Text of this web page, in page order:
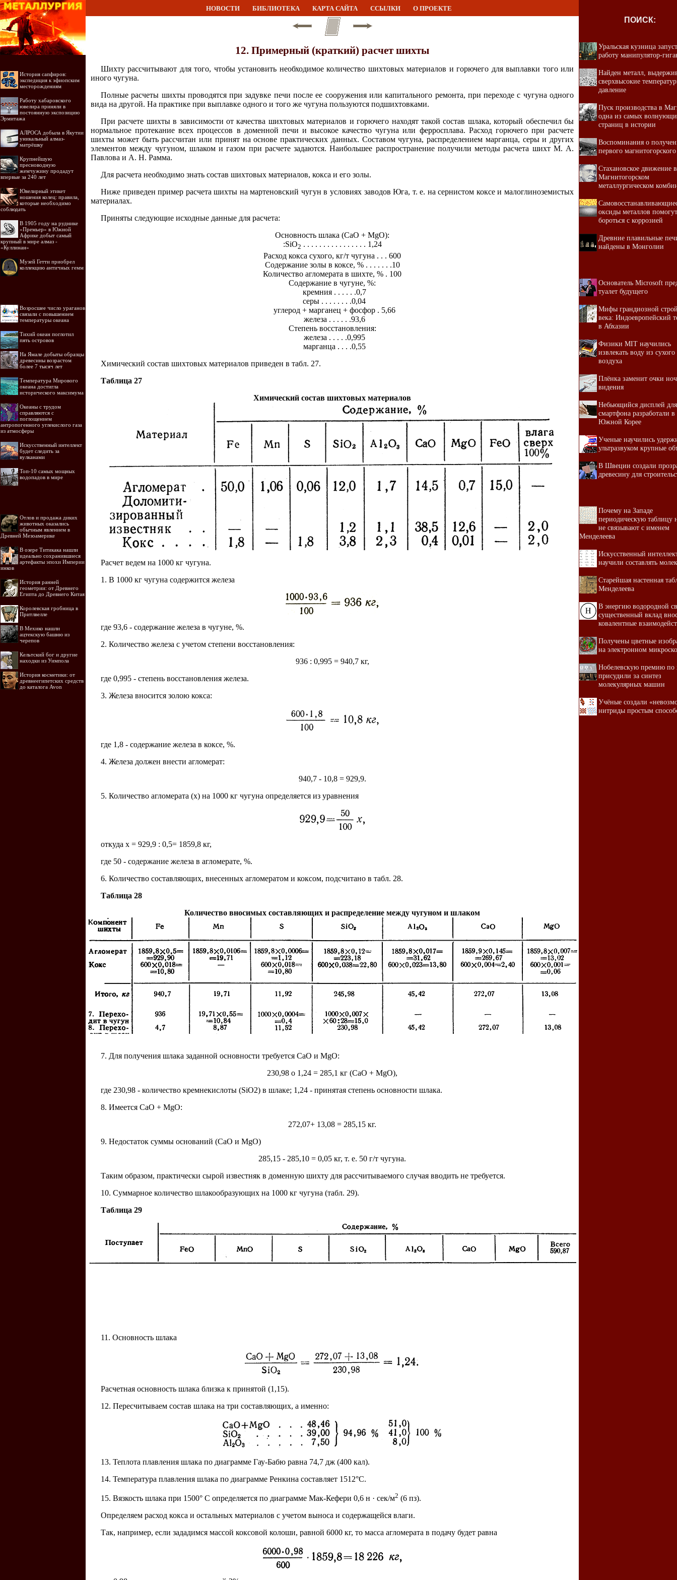
НОВОСТИ БИБЛИОТЕКА КАРТА САЙТА ССЫЛКИ О ПРОЕКТЕ
История сапфиров:
экспедиция к эфиопским
месторождениям
Работу хабаровского
ювелира приняли в
постоянную экспозицию
Эрмитажа
АЛРОСА добыла в Якутии
уникальный алмаз-
матрёшку
Крупнейшую
пресноводную
жемчужину продадут
впервые за 240 лет
Ювелирный этикет
ношения колец: правила,
которые необходимо
соблюдать
В 1905 году на руднике
«Премьер» в Южной
Африке добыт самый
крупный в мире алмаз -
«Куллинан»
Музей Гетти приобрел
коллекцию античных гемм
Возросшее число ураганов
связали с повышением
температуры океана
Тихий океан поглотил
пять островов
На Ямале добыты образцы
древесины возрастом
более 7 тысяч лет
Температура Мирового
океана достигла
исторического максимума
Океаны с трудом
справляются с
поглощением
антропогенного углекислого газа
из атмосферы
Искусственный интеллект
будет следить за
вулканами
Топ-10 самых мощных
водопадов в мире
Отлов и продажа диких
животных оказались
обычным явлением в
Древней Мезоамерике
В озере Титикака нашли
идеально сохранившиеся
артефакты эпохи Империи
инков
История ранней
геометрии: от Древнего
Египта до Древнего Китая
Королевская гробница в
Притлвелле
В Мехико нашли
ацтекскую башню из
черепов
Кельтский бог и другие
находки из Уимпола
История косметики: от
древнеегипетских средств
до каталога Avon
12. Примерный (краткий) расчет шихты
Шихту рассчитывают для того, чтобы установить необходимое количество шихтовых материалов и горючего для выплавки того или
иного чугуна.
Полные расчеты шихты проводятся при задувке печи после ее сооружения или капитального ремонта, при переходе с чугуна одного
вида на другой. На практике при выплавке одного и того же чугуна пользуются подшихтовками.
При расчете шихты в зависимости от качества шихтовых материалов и горючего находят такой состав шлака, который обеспечил бы
нормальное протекание всех процессов в доменной печи и высокое качество чугуна или ферросплава. Расход горючего при расчете
шихты может быть рассчитан или принят на основе практических данных. Составом чугуна, распределением марганца, серы и других
элементов между чугуном, шлаком и газом при расчете задаются. Наибольшее распространение получили методы расчета шихт М. А.
Павлова и А. Н. Рамма.
Для расчета необходимо знать состав шихтовых материалов, кокса и его золы.
Ниже приведен пример расчета шихты на мартеновский чугун в условиях заводов Юга, т. е. на сернистом коксе и малоглиноземистых
материалах.
Приняты следующие исходные данные для расчета:
Основность шлака (CaO + MgO):
:SiО2 . . . . . . . . . . . . . . . . 1,24
Расход кокса сухого, кг/т чугуна . . . 600
Содержание золы в коксе, % . . . . . . .10
Количество агломерата в шихте, % . 100
Содержание в чугуне, %:
кремния . . . . . .0,7
серы . . . . . . . .0,04
углерод + марганец + фосфор . 5,66
железа . . . . . .93,6
Степень восстановления:
железа . . . . .0,995
марганца . . . .0,55
Химический состав шихтовых материалов приведен в табл. 27.
Таблица 27
Химический состав шихтовых материалов
Расчет ведем на 1000 кг чугуна.
1. В 1000 кг чугуна содержится железа
где 93,6 - содержание железа в чугуне, %.
2. Количество железа с учетом степени восстановления:
936 : 0,995 = 940,7 кг,
где 0,995 - степень восстановления железа.
3. Железа вносится золою кокса:
где 1,8 - содержание железа в коксе, %.
4. Железа должен внести агломерат:
940,7 - 10,8 = 929,9.
5. Количество агломерата (х) на 1000 кг чугуна определяется из уравнения
откуда х = 929,9 : 0,5= 1859,8 кг,
где 50 - содержание железа в агломерате, %.
6. Количество составляющих, внесенных агломератом и коксом, подсчитано в табл. 28.
Таблица 28
Количество вносимых составляющих и распределение между чугуном и шлаком
7. Для получения шлака заданной основности требуется СаО и MgO:
230,98 o 1,24 = 285,1 кг (СаО + MgO),
где 230,98 - количество кремнекислоты (SiО2) в шлаке; 1,24 - принятая степень основности шлака.
8. Имеется CaO + MgO:
272,07+ 13,08 = 285,15 кг.
9. Недостаток суммы оснований (СаО и MgO)
285,15 - 285,10 = 0,05 кг, т. е. 50 г/т чугуна.
Таким образом, практически сырой известняк в доменную шихту для рассчитываемого случая вводить не требуется.
10. Суммарное количество шлакообразующих на 1000 кг чугуна (табл. 29).
Таблица 29
11. Основность шлака
Расчетная основность шлака близка к принятой (1,15).
12. Пересчитываем состав шлака на три составляющих, а именно:
13. Теплота плавления шлака по диаграмме Гау-Бабю равна 74,7 дж (400 кал).
14. Температура плавления шлака по диаграмме Ренкина составляет 1512°С.
15. Вязкость шлака при 1500° С определяется по диаграмме Мак-Кефери 0,6 н · сек/м2 (6 пз).
Определяем расход кокса и остальных материалов с учетом выноса и содержащейся влаги.
Так, например, если зададимся массой коксовой колоши, равной 6000 кг, то масса агломерата в подачу будет равна
ПОИСК:
Уральская кузница
работу манипулятор-
Найден металл,
сверхвысокие
давление
Пуск производства в
одна из самых
страниц в истории
Воспоминания о
первого
Стахановское движение в
Магнитогорском
металлургическом
оксиды металлов помогут
бороться с коррозией
Древние плавильные
найдены в Монголии
Основатель Microsoft
туалет будущего
Мифы грандиозной
века: Индоевропейский
в Абхазии
Физики MIT научились
извлекать воду из сухого
воздуха
Плёнка заменит очки
видения
Небьющийся дисплей для
смартфона разработали в
Южной Корее
Ученые научились
ультразвуком крупные
В Швеции создали
древесину для
Почему на Западе
периодическую таблицу
не связывают с именем
Менделеева
Искусственный
научили составлять
Старейшая настенная
Менделеева
В энергию водородной
существенный вклад
ковалентные
Получены цветные
на электронном
Нобелевскую премию
присудили за синтез
молекулярных машин
Учёные создали
нитриды простым